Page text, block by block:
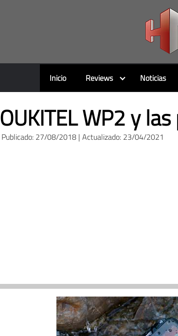
Inicio Reviews Noticias
OUKITEL WP2 y
Publicado: 27/08/2018 | Actualizado: 23/04/2021